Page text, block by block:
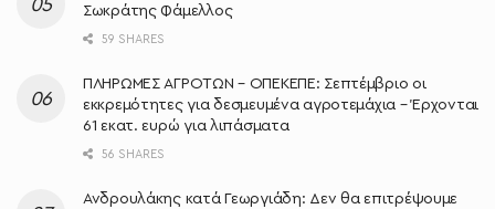
Σωκράτης Φάμελλος
59 SHARES
ΠΛΗΡΩΜΕΣ ΑΓΡΟΤΩΝ – ΟΠΕΚΕΠΕ: Σεπτέμβριο οι
εκκρεμότητες για δεσμευμένα αγροτεμάχια – Έρχονται
61 εκατ. ευρώ για λιπάσματα
56 SHARES
Ανδρουλάκης κατά Γεωργιάδη: Δεν θα επιτρέψουμε